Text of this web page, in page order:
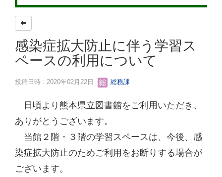
感染症拡大防止に伴う学習ス
ペースの利用について
投稿日時 : 2020年02月22日 総務課
日頃より熊本県立図書館をご利用いただき、
ありがとうございます。
当館２階・３階の学習スペースは、今後、感
染症拡大防止のためご利用をお断りする場合が
ございます。